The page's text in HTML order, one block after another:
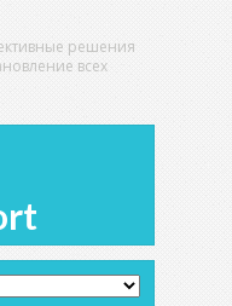
решения
всех